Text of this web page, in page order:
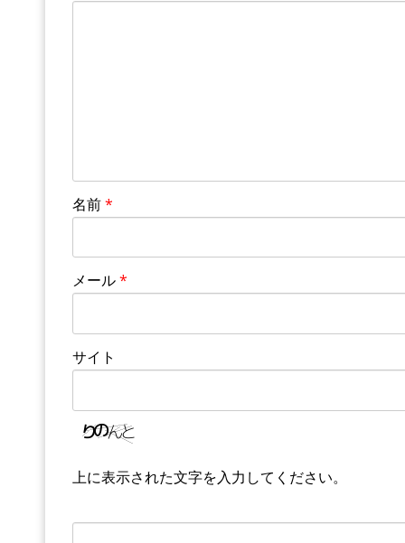
名前*
メール*
サイト
上に表示された文字を入力してください。